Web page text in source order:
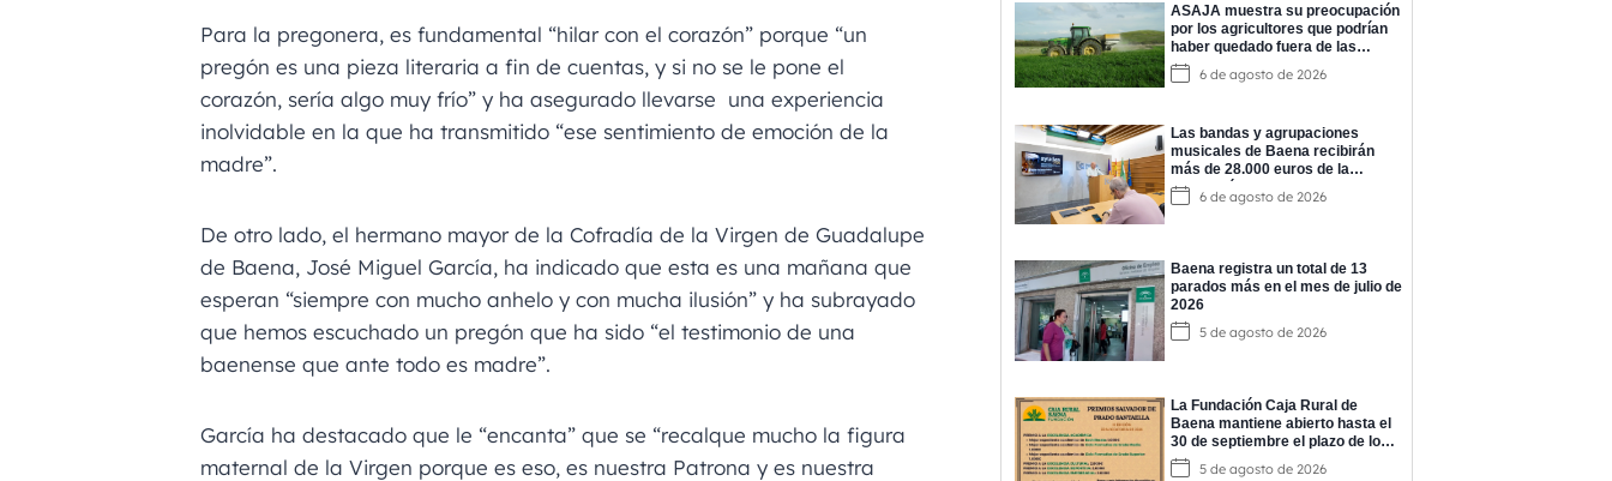
Para la pregonera, es fundamental “hilar con el corazón” porque “un
pregón es una pieza literaria a fin de cuentas, y si no se le pone el
corazón, sería algo muy frío” y ha asegurado llevarse una experiencia
inolvidable en la que ha transmitido “ese sentimiento de emoción de la
madre”.
De otro lado, el hermano mayor de la Cofradía de la Virgen de Guadalupe
de Baena, José Miguel García, ha indicado que esta es una mañana que
esperan “siempre con mucho anhelo y con mucha ilusión” y ha subrayado
que hemos escuchado un pregón que ha sido “el testimonio de una
baenense que ante todo es madre”.
García ha destacado que le “encanta” que se “recalque mucho la figura
maternal de la Virgen porque es eso, es nuestra Patrona y es nuestra
ASAJA muestra su preocupación
por los agricultores que podrían
haber quedado fuera de las
ayudas a los fertilizantes
6 de agosto de 2026
Las bandas y agrupaciones
musicales de Baena recibirán
más de 28.000 euros de la
Diputación para impulsar su
actividad6 de agosto de 2026
Baena registra un total de 13
parados más en el mes de julio de
2026
5 de agosto de 2026
La Fundación Caja Rural de
Baena mantiene abierto hasta el
30 de septiembre el plazo de los
‘Premios Salvador de Prado’
5 de agosto de 2026